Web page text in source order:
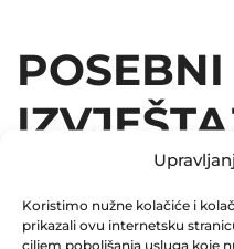
Koristimo nužne kolačiće i
prikazali ovu internetsku
ciljem poboljšanja usluga koje
POSEBNI
March 29, 2023
0 Comments